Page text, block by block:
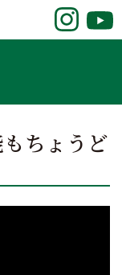
マサハウス
デルハウスをお探し
で11年連続ナンバ
の家でおなじみの
報や家づくりのこだ
ちょうど